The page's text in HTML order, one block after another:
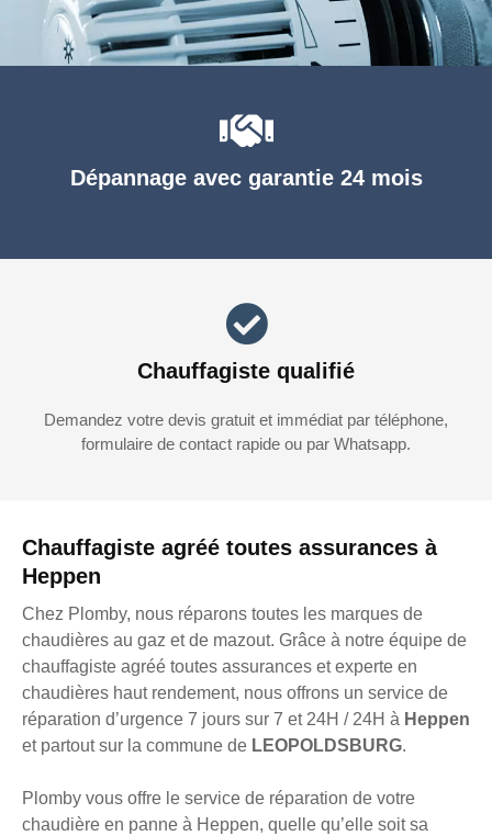
Chauffagiste agréé toutes assurances à
Heppen
Chez Plomby, nous réparons toutes les marques de
chaudières au gaz et de mazout. Grâce à notre équipe de
chauffagiste agréé toutes assurances et experte en
chaudières haut rendement, nous offrons un service de
réparation d’urgence 7 jours sur 7 et 24H / 24H à Heppen
et partout sur la commune de LEOPOLDSBURG.
Plomby vous offre le service de réparation de votre
chaudière en panne à Heppen, quelle qu’elle soit sa
Dépannage avec garantie 24 mois
Chauffagiste qualifié
Demandez votre devis gratuit et immédiat par téléphone,
formulaire de contact rapide ou par Whatsapp.